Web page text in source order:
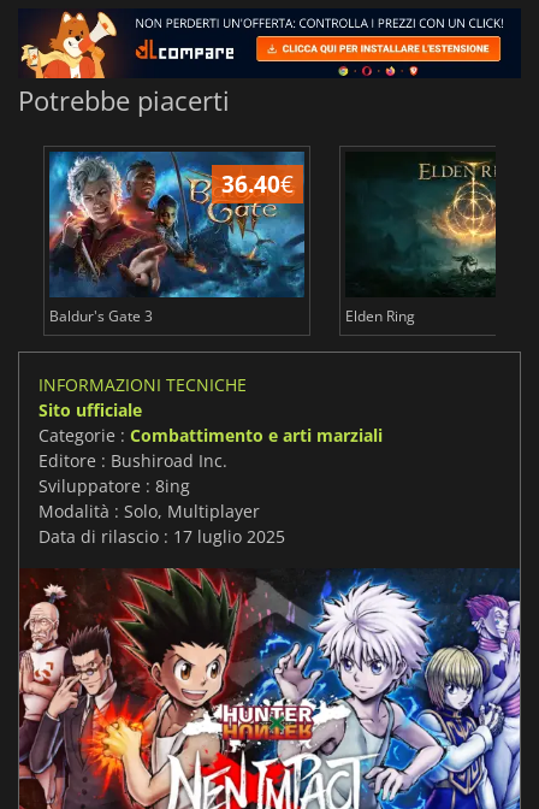
Potrebbe piacerti
36.40€
Baldur's Gate 3 Elden Ring
INFORMAZIONI TECNICHE
Sito ufficiale
Categorie : Combattimento e arti marziali
Editore : Bushiroad Inc.
Sviluppatore : 8ing
Modalità : Solo, Multiplayer
Data di rilascio : 17 luglio 2025